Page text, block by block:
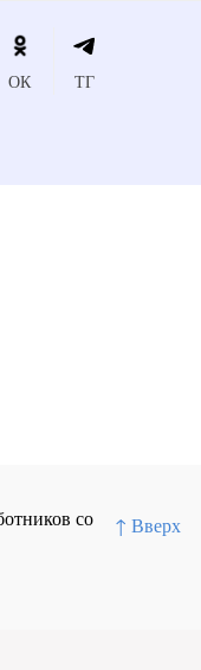
↑ Вверх
ОК ТГ
со